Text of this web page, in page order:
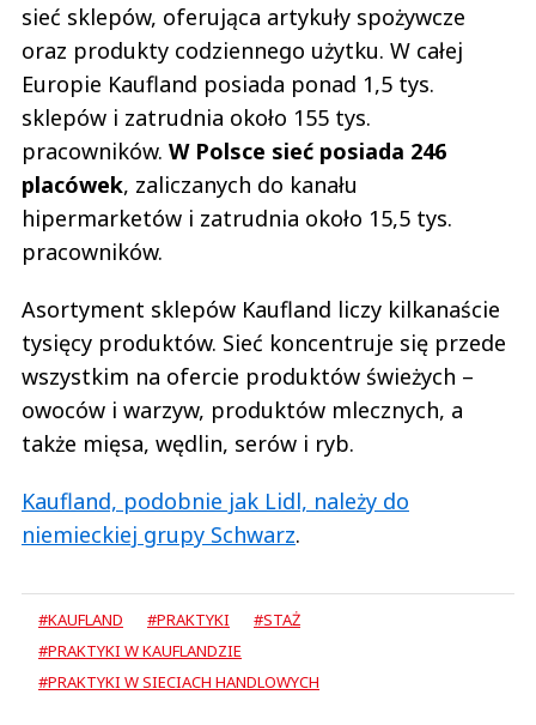
sieć sklepów, oferująca artykuły spożywcze
oraz produkty codziennego użytku. W całej
Europie Kaufland posiada ponad 1,5 tys.
sklepów i zatrudnia około 155 tys.
pracowników. W Polsce sieć posiada 246
placówek, zaliczanych do kanału
hipermarketów i zatrudnia około 15,5 tys.
pracowników.
Asortyment sklepów Kaufland liczy kilkanaście
tysięcy produktów. Sieć koncentruje się przede
wszystkim na ofercie produktów świeżych –
owoców i warzyw, produktów mlecznych, a
także mięsa, wędlin, serów i ryb.
Kaufland, podobnie jak Lidl, należy do
niemieckiej grupy Schwarz.
#KAUFLAND #PRAKTYKI
#STAŻ
#PRAKTYKI W KAUFLANDZIE
#PRAKTYKI W SIECIACH HANDLOWYCH